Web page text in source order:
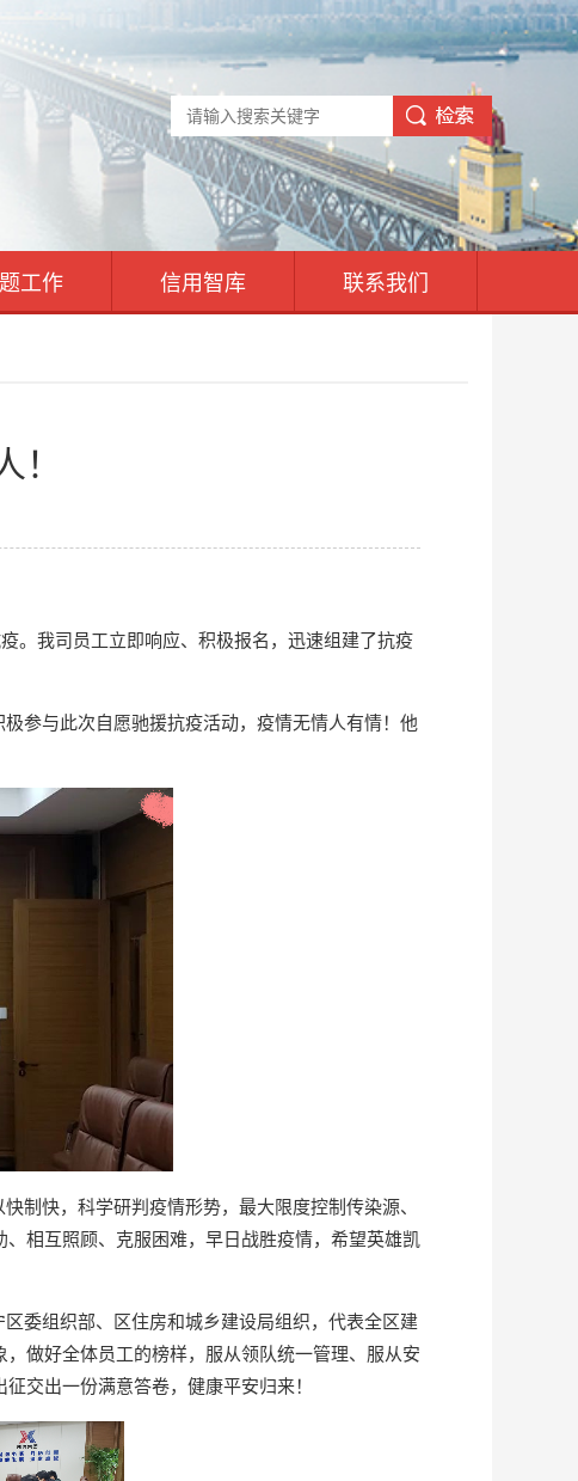
工作 信用智库 联系我们
我司员工立即响应、积极报名，迅速组建了抗疫
参与此次自愿驰援抗疫活动，疫情无情人有情！他
快，科学研判疫情形势，最大限度控制传染源、
相互照顾、克服困难，早日战胜疫情，希望英雄凯
委组织部、区住房和城乡建设局组织，代表全区建
做好全体员工的榜样，服从领队统一管理、服从安
交出一份满意答卷，健康平安归来！